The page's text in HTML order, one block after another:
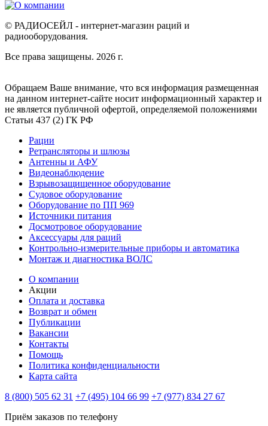
© РАДИОСЕЙЛ - интернет-магазин раций и
радиооборудования.
Все права защищены. 2026 г.
Обращаем Ваше внимание, что вся информация размещенная
на данном интернет-сайте носит информационный характер и
не является публичной офертой, определяемой положениями
Статьи 437 (2) ГК РФ
Рации
Ретрансляторы и шлюзы
Антенны и АФУ
Видеонаблюдение
Взрывозащищенное оборудование
Судовое оборудование
Оборудование по ПП 969
Источники питания
Досмотровое оборудование
Аксессуары для раций
Контрольно-измерительные приборы и автоматика
Монтаж и диагностика ВОЛС
О компании
Акции
Оплата и доставка
Возврат и обмен
Публикации
Вакансии
Контакты
Помощь
Политика конфиденциальности
Карта сайта
8 (800) 505 62 31 +7 (495) 104 66 99 +7 (977) 834 27 67
Приём заказов по телефону